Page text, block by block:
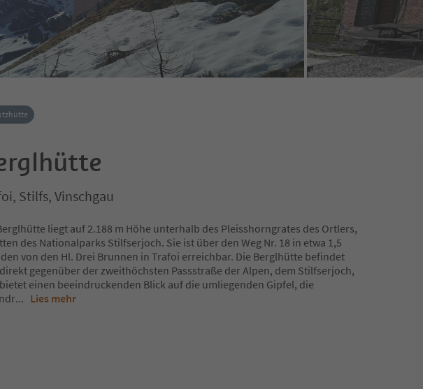
Stilfs, Vinschgau
liegt auf 2.188 m Höhe unterhalb des Pleisshorngrates des Ortlers,
des Nationalparks Stilfserjoch. Sie ist über den Weg Nr. 18 in etwa 1,5
von den Hl. Drei Brunnen in Trafoi erreichbar. Die Berglhütte befindet
gegenüber der zweithöchsten Passstraße der Alpen, dem Stilfserjoch,
einen beeindruckenden Blick auf die umliegenden Gipfel, die
... Lies mehr